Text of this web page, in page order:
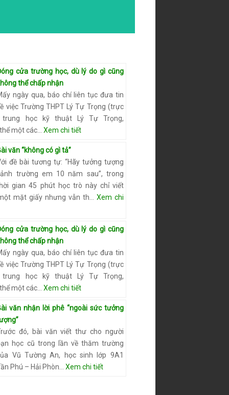
cửa trường học, dù lý do gì cũng
thể chấp nhận
ngày qua, báo chí liên tục đưa tin
việc Trường THPT Lý Tự Trọng (trực
trung học kỹ thuật Lý Tự Trọng,
một các…
Xem chi tiết
văn “không có gì tả”
đề bài tương tự: “Hãy tưởng tượng
trường em 10 năm sau”, trong
gian 45 phút học trò này chỉ viết
mặt giấy nhưng vẫn th…
Xem chi
cửa trường học, dù lý do gì cũng
thể chấp nhận
ngày qua, báo chí liên tục đưa tin
việc Trường THPT Lý Tự Trọng (trực
trung học kỹ thuật Lý Tự Trọng,
một các…
Xem chi tiết
văn nhận lời phê “ngoài sức tưởng
đó, bài văn viết thư cho người
học cũ trong lần về thăm trường
Vũ Tường An, học sinh lớp 9A1
Phú – Hải Phòn…
Xem chi tiết